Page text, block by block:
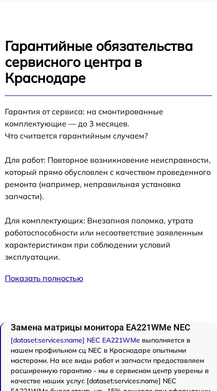
Гарантийные обязательства
сервисного центра в
Краснодаре
Гарантия от сервиса: на смонтированные
комплектующие — до 3 месяцев.
Что считается гарантийным случаем?
Для работ: Повторное возникновение неисправности,
который прямо обусловлен с качеством проведенного
ремонта (например, неправильная установка
запчасти).
Для комплектующих: Внезапная поломка, утрата
работоспособности или несоответствие заявленным
характеристикам при соблюдении условий
эксплуатации.
Показать полностью
Замена матрицы монитора EA221WMe NEC
[dataset:services:name] NEC EA221WMe выполняется в
нашем профильном сц NEC в Краснодаре опытными
мастерами. На все виды работ и запчасти предоставляем
расширенную гарантию - мы в сервисном центр уверены в
качестве наших услуг. [dataset:services:name] NEC